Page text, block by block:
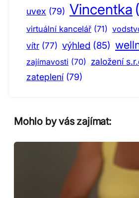
uvex (79) Vincentka
virtuální kancelář (71)
vítr (77) výhled (85)
zajímavosti (70) založení
zateplení (79)
Mohlo by vás zajímat: